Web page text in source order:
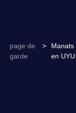
page de
garde
>
Manats
en